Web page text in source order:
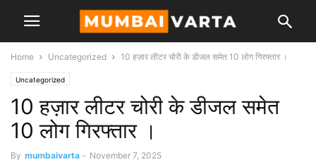
Home Uncategorized 10 हज़ार लीटर चोरी के डीजल समेत 10 लोग गिरफ्तार ।
Uncategorized
10 हज़ार लीटर चोरी के डीजल समेत
10 लोग गिरफ्तार ।
By mumbaivarta - November 7, 2025